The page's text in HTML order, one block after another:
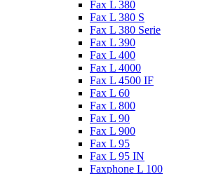
Fax L 380
Fax L 380 S
Fax L 380 Serie
Fax L 390
Fax L 400
Fax L 4000
Fax L 4500 IF
Fax L 60
Fax L 800
Fax L 90
Fax L 900
Fax L 95
Fax L 95 IN
Faxphone L 100